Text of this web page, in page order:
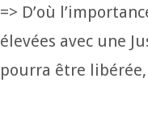
=> D’où
élevées avec une
pourra être